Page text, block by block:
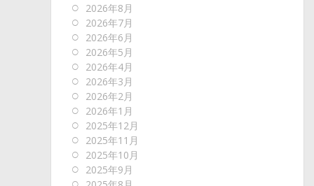
2026年8月
2026年7月
2026年6月
2026年5月
2026年4月
2026年3月
2026年2月
2026年1月
2025年12月
2025年11月
2025年10月
2025年9月